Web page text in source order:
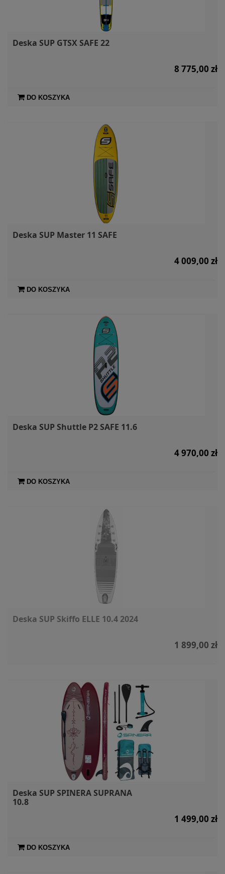
Deska SUP GTSX SAFE 22
8 775,00 zł
DO KOSZYKA
Deska SUP Master 11 SAFE
4 009,00 zł
DO KOSZYKA
Deska SUP Shuttle P2 SAFE 11.6
4 970,00 zł
DO KOSZYKA
Deska SUP Skiffo ELLE 10.4 2024
1 899,00 zł
Deska SUP SPINERA SUPRANA
10.8
1 499,00 zł
DO KOSZYKA